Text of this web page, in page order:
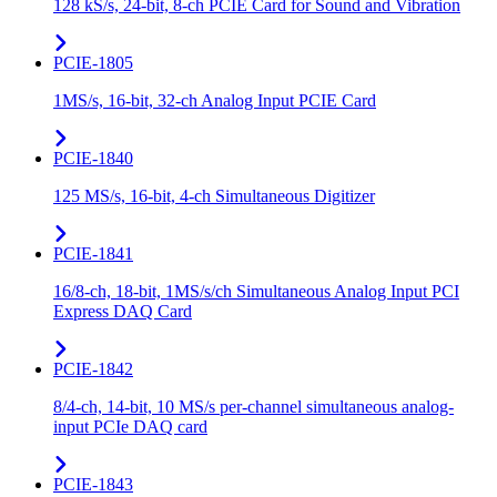
128 kS/s, 24-bit, 8-ch PCIE Card for Sound and Vibration
PCIE-1805
1MS/s, 16-bit, 32-ch Analog Input PCIE Card
PCIE-1840
125 MS/s, 16-bit, 4-ch Simultaneous Digitizer
PCIE-1841
16/8-ch, 18-bit, 1MS/s/ch Simultaneous Analog Input PCI
Express DAQ Card
PCIE-1842
8/4-ch, 14-bit, 10 MS/s per-channel simultaneous analog-
input PCIe DAQ card
PCIE-1843